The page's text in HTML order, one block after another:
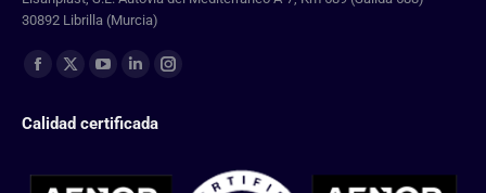
30892 Librilla (Murcia)
Find us on:
Calidad certificada